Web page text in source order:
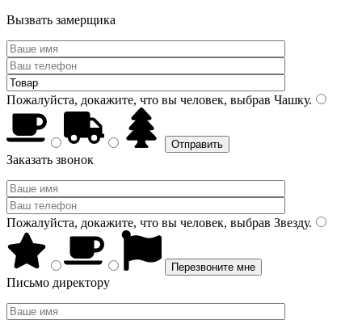
Вызвать замерщика
Пожалуйста, докажите, что вы человек, выбрав Чашку.
Заказать звонок
Пожалуйста, докажите, что вы человек, выбрав Звезду.
Письмо директору